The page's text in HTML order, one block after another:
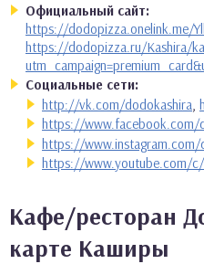
Официальный сайт:
https://dodopizza.onelink.me/
https://dodopizza.ru/Kashira/
Социальные сети:
http://vk.com/dodokashira
https://www.facebook.com/
https://
https://www.youtube.com/c/
Кафе/ресторан
карте Каширы